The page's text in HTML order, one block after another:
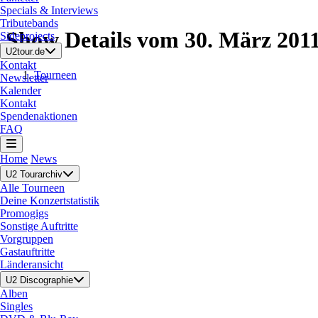
Specials & Interviews
Tributebands
Sideprojects
U2tour.de
Kontakt
Newsletter
Kalender
Kontakt
Spendenaktionen
FAQ
Home News
U2 Tourarchiv
Alle Tourneen
Deine Konzertstatistik
Promogigs
Sonstige Auftritte
Vorgruppen
Gastauftritte
Länderansicht
U2 Discographie
Alben
Singles
Show Details vom 30. März
Tourneen